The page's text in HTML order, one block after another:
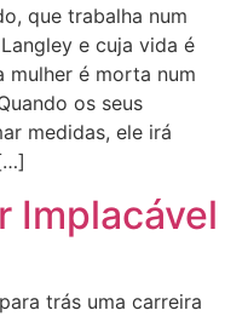
que trabalha num
e cuja vida é
mulher é morta num
os seus
medidas, ele irá
Implacável
trás uma carreira